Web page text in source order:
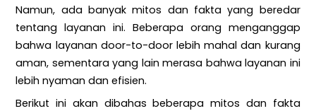
Namun, ada banyak mitos dan fakta yang beredar
tentang layanan ini. Beberapa orang menganggap
bahwa layanan door-to-door lebih mahal dan kurang
aman, sementara yang lain merasa bahwa layanan ini
lebih nyaman dan efisien.
Berikut ini akan dibahas beberapa mitos dan fakta